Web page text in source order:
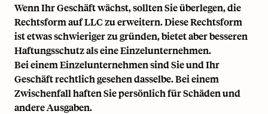
Wenn Ihr Geschäft wächst, sollten Sie überlegen, die
Rechtsform auf LLC zu erweitern. Diese Rechtsform
ist etwas schwieriger zu gründen, bietet aber besseren
Haftungsschutz als eine Einzelunternehmen.
Bei einem Einzelunternehmen sind Sie und Ihr
Geschäft rechtlich gesehen dasselbe. Bei einem
Zwischenfall haften Sie persönlich für Schäden und
andere Ausgaben.